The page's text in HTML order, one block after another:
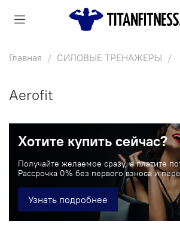
Главная СИЛОВЫЕ ТРЕНАЖЕРЫ
Aerofit
Хотите купить сейчас?
Получайте желаемое сразу, а платите
Рассрочка 0% без первого взноса и
Узнать подробнее